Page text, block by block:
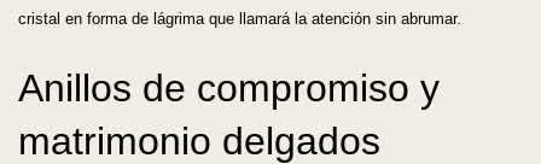
cristal en forma de lágrima que llamará la atención sin abrumar.
Anillos de compromiso y
matrimonio delgados